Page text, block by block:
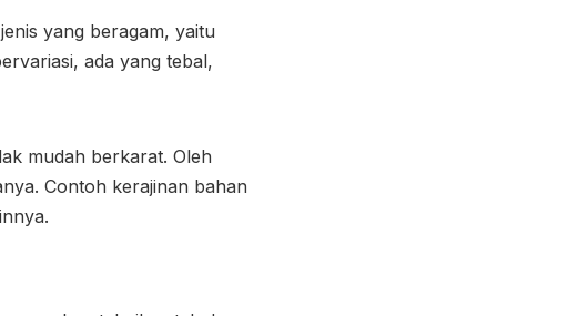
yang beragam, yaitu
ada yang tebal,
mudah berkarat. Oleh
Contoh kerajinan bahan